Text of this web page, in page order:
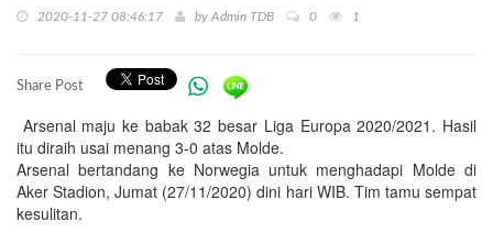
2020-11-27 08:46:17 by Admin TDB 0 1
Share Post
Arsenal maju ke babak 32 besar Liga Europa 2020/2021. Hasil
itu diraih usai menang 3-0 atas Molde.
Arsenal bertandang ke Norwegia untuk menghadapi Molde di
Aker Stadion, Jumat (27/11/2020) dini hari WIB. Tim tamu sempat
kesulitan.